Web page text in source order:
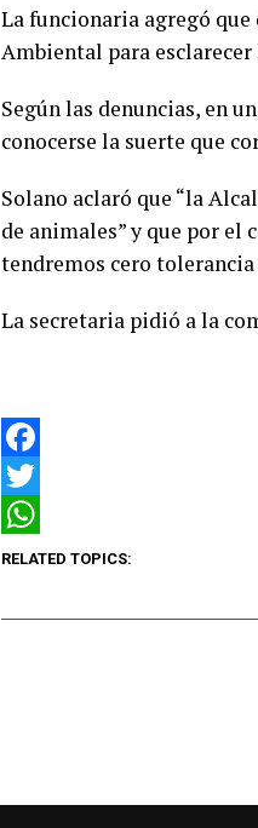
La funcionaria agregó
Ambiental para
Según las denuncias, en
conocerse la suerte que
Solano aclaró que “la
de animales” y que por el
tendremos cero
La secretaria pidió a la
Facebook
Twitter
WhatsApp
RELATED TOPICS: